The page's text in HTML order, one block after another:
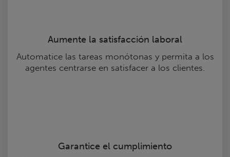
Aumente la satisfacción laboral
Automatice las tareas monótonas y permita a los
agentes centrarse en satisfacer a los clientes.
Garantice el cumplimiento